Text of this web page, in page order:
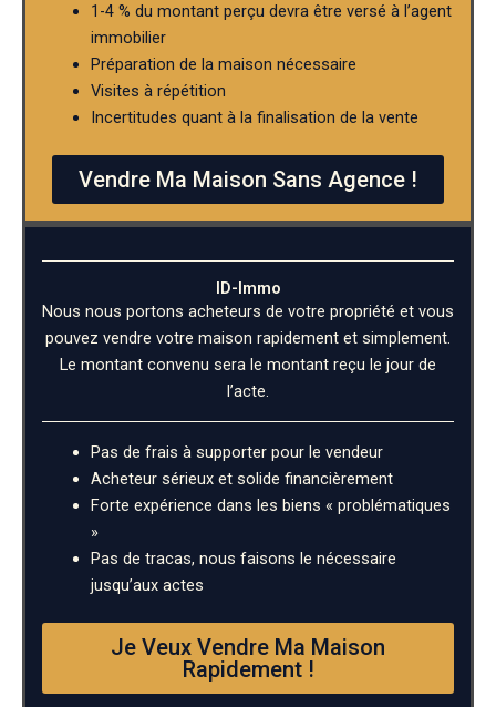
1-4 % du montant perçu devra être versé à l’agent
immobilier
Préparation de la maison nécessaire
Visites à répétition
Incertitudes quant à la finalisation de la vente
Vendre Ma Maison Sans Agence !
ID-Immo
Nous nous portons acheteurs de votre propriété et vous
pouvez vendre votre maison rapidement et simplement.
Le montant convenu sera le montant reçu le jour de
l’acte.
Pas de frais à supporter pour le vendeur
Acheteur sérieux et solide financièrement
Forte expérience dans les biens « problématiques
»
Pas de tracas, nous faisons le nécessaire
jusqu’aux actes
Je Veux Vendre Ma Maison
Rapidement !